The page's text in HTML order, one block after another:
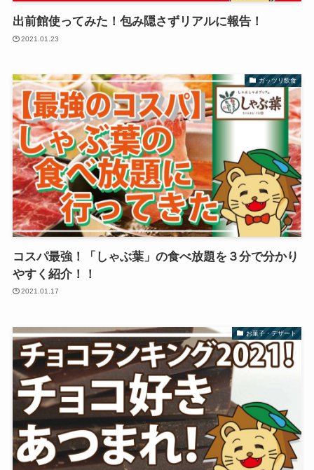
出前館使ってみた！包み隠さずリアルに報告！
2021.01.23
ガッツリ飲食
コスパ最強！「しゃぶ葉」の食べ放題を３分で分かり
やすく紹介！！
2021.01.17
お菓子・デザート